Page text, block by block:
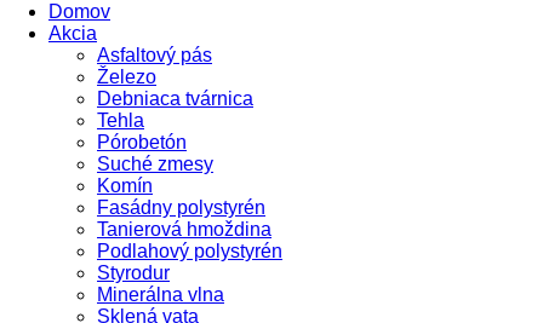
Domov
Akcia
Asfaltový pás
Železo
Debniaca tvárnica
Tehla
Pórobetón
Suché zmesy
Komín
Fasádny polystyrén
Tanierová hmoždina
Podlahový polystyrén
Styrodur
Minerálna vlna
Sklená vata